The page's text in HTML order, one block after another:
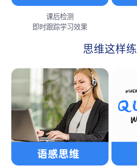
课后检测
即时跟踪学习效果
思维这样练